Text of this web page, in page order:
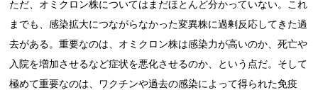
ただ、オミクロン株についてはまだほとんど分かっていない。これ
までも、感染拡大につながらなかった変異株に過剰反応してきた過
去がある。重要なのは、オミクロン株は感染力が高いのか、死亡や
入院を増加させるなど症状を悪化させるのか、という点だ。そして
極めて重要なのは、ワクチンや過去の感染によって得られた免疫